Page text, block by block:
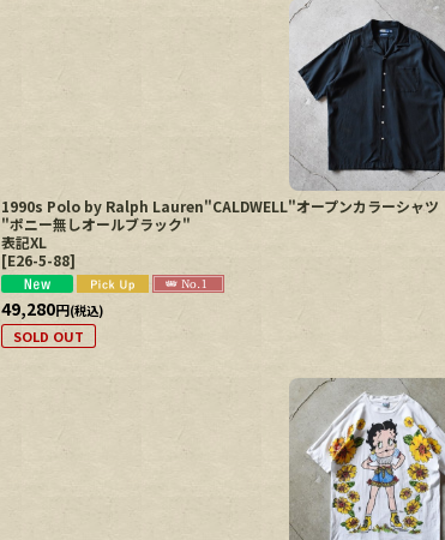
1990s Polo by Ralph Lauren"CALDWELL"オープンカラーシャツ
"ポニー無しオールブラック"
表記XL
[E26-5-88]
49,280円(税込)
SOLD OUT